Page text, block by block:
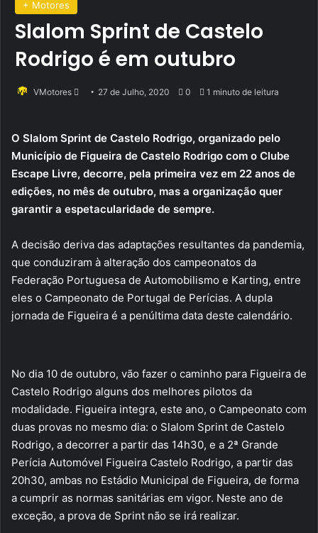
+ Motores
Slalom Sprint de Castelo
Rodrigo é em outubro
VMotores
Send 27 de Julho, 2020 0 1 minuto de leitura
O Slalom Sprint de Castelo Rodrigo, organizado pelo
Município de Figueira de Castelo Rodrigo com o Clube
Escape Livre, decorre, pela primeira vez em 22 anos de
edições, no mês de outubro, mas a organização quer
garantir a espetacularidade de sempre.
A decisão deriva das adaptações resultantes da pandemia,
que conduziram à alteração dos campeonatos da
Federação Portuguesa de Automobilismo e Karting, entre
eles o Campeonato de Portugal de Perícias. A dupla
jornada de Figueira é a penúltima data deste calendário.
No dia 10 de outubro, vão fazer o caminho para Figueira de
Castelo Rodrigo alguns dos melhores pilotos da
modalidade. Figueira integra, este ano, o Campeonato com
duas provas no mesmo dia: o Slalom Sprint de Castelo
Rodrigo, a decorrer a partir das 14h30, e a 2ª Grande
Perícia Automóvel Figueira Castelo Rodrigo, a partir das
20h30, ambas no Estádio Municipal de Figueira, de forma
a cumprir as normas sanitárias em vigor. Neste ano de
exceção, a prova de Sprint não se irá realizar.